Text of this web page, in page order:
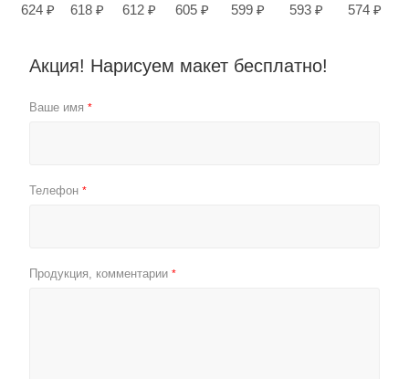
624 ₽
618 ₽
612 ₽
605 ₽
599 ₽
593 ₽
574 ₽
Акция! Нарисуем макет бесплатно!
Ваше имя *
Телефон *
Продукция, комментарии *